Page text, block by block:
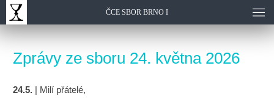
ČCE SBOR BRNO I
Zprávy ze sboru 24. května 2026
24.5. | Milí přátelé,